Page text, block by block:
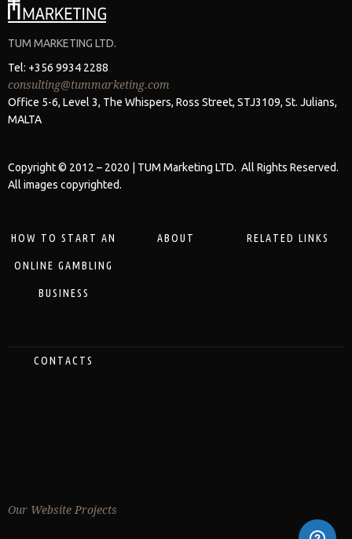
TUM MARKETING LTD.
Tel: +356 9934 2288
consulting@tummarketing.com
Office 5-6, Level 3, The Whispers, Ross Street, STJ3109, St. Julians,
MALTA
Copyright © 2012 – 2020 | TUM Marketing LTD. All Rights Reserved.
All images copyrighted.
HOW TO START AN
ONLINE GAMBLING
BUSINESS
ABOUT RELATED LINKS
CONTACTS
Our Website Projects